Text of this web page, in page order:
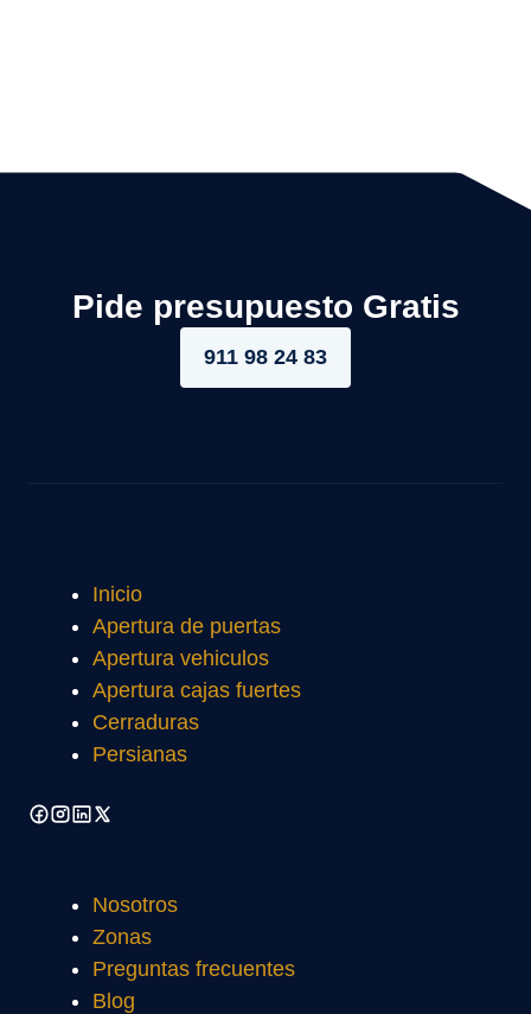
Pide presupuesto Gratis
911 98 24 83
Inicio
Apertura de puertas
Apertura vehiculos
Apertura cajas fuertes
Cerraduras
Persianas
Nosotros
Zonas
Preguntas frecuentes
Blog